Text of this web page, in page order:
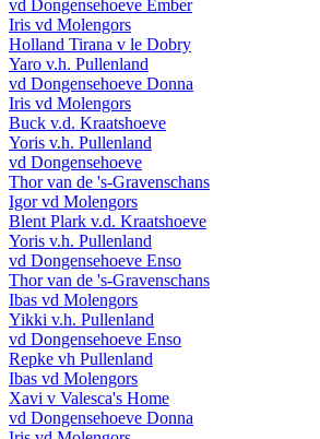
vd Dongensehoeve Ember
Iris vd Molengors
Holland Tirana v le Dobry
Yaro v.h. Pullenland
vd Dongensehoeve Donna
Iris vd Molengors
Buck v.d. Kraatshoeve
Yoris v.h. Pullenland
vd Dongensehoeve
Thor van de 's-Gravenschans
Igor vd Molengors
Blent Plark v.d. Kraatshoeve
Yoris v.h. Pullenland
vd Dongensehoeve Enso
Thor van de 's-Gravenschans
Ibas vd Molengors
Yikki v.h. Pullenland
vd Dongensehoeve Enso
Repke vh Pullenland
Ibas vd Molengors
Xavi v Valesca's Home
vd Dongensehoeve Donna